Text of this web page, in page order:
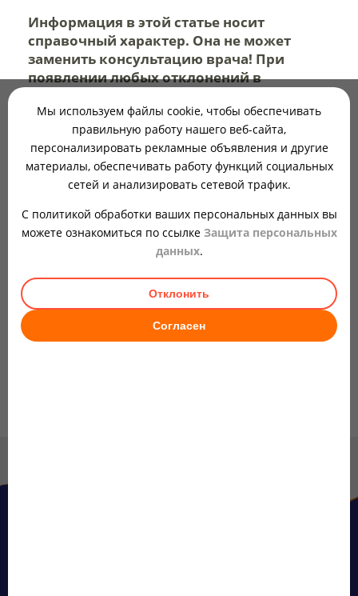
Информация в этой статье носит
справочный характер. Она не может
заменить консультацию врача! При
появлении любых отклонений в
обратиться к специалисту. Врач осмотрит
вас, проведет диагностику, поставит
диагноз и назначит подходящий именно
вам курс лечения.
ПРЕДЫДУЩАЯ СТАТЬЯ
Диарея при шигеллезе
СЛЕДУЮЩАЯ СТАТЬЯ
Антибиотик-ассоциированная диарея у
детей: что делать
Мы используем файлы cookie, чтобы обеспечивать
правильную работу нашего веб-сайта,
персонализировать рекламные объявления и другие
материалы, обеспечивать работу функций социальных
сетей и анализировать сетевой трафик.
С политикой обработки ваших персональных данных вы
можете ознакомиться по ссылке Защита персональных
данных.
Согласен
Отклонить